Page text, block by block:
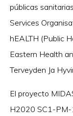
públicas
Services
hEALTH (Public
Eastern Health
Terveyden Ja
El proyecto
H2020 SC1-